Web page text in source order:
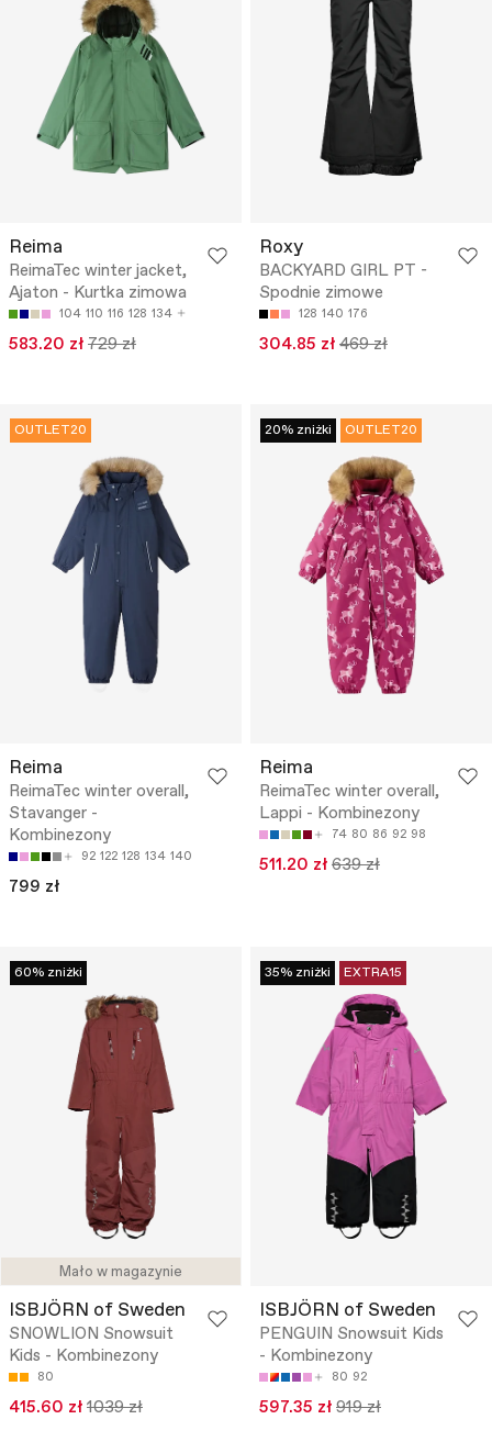
Reima
ReimaTec winter jacket,
Ajaton - Kurtka zimowa
104 110 116 128 134
583.20 zł 729 zł
Roxy
BACKYARD GIRL PT -
Spodnie zimowe
128 140 176
304.85 zł 469 zł
OUTLET20
Reima
ReimaTec winter overall,
Stavanger -
Kombinezony
92 122 128 134 140
799 zł
20% zniżki OUTLET20
Reima
ReimaTec winter overall,
Lappi - Kombinezony
74 80 86 92 98
511.20 zł 639 zł
Mało w magazynie
60% zniżki
ISBJÖRN of Sweden
SNOWLION Snowsuit
Kids - Kombinezony
80
415.60 zł 1039 zł
35% zniżki EXTRA15
ISBJÖRN of Sweden
PENGUIN Snowsuit Kids
- Kombinezony
80 92
597.35 zł 919 zł